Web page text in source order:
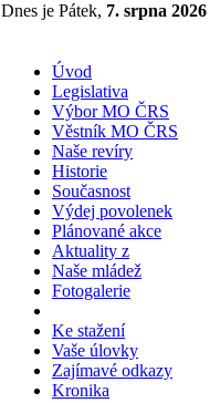
Dnes je Pátek, 7. srpna 2026
Úvod
Legislativa
Výbor MO ČRS
Věstník MO ČRS
Naše revíry
Historie
Současnost
Výdej povolenek
Plánované akce
Aktuality z
Naše mládež
Fotogalerie
Ke stažení
Vaše úlovky
Zajímavé odkazy
Kronika